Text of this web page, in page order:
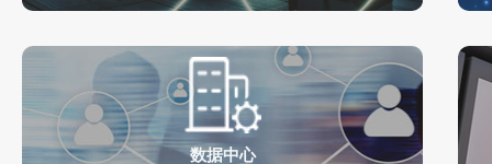
数据中心